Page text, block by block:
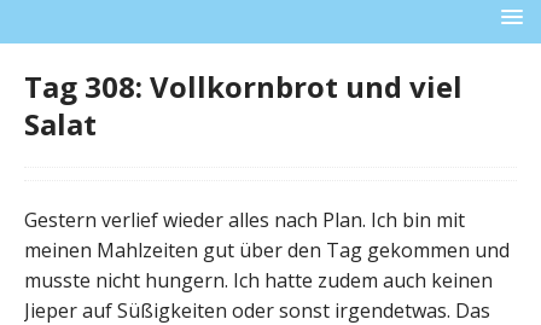
Tag 308: Vollkornbrot und viel
Salat
Gestern verlief wieder alles nach Plan. Ich bin mit
meinen Mahlzeiten gut über den Tag gekommen und
musste nicht hungern. Ich hatte zudem auch keinen
Jieper auf Süßigkeiten oder sonst irgendetwas. Das